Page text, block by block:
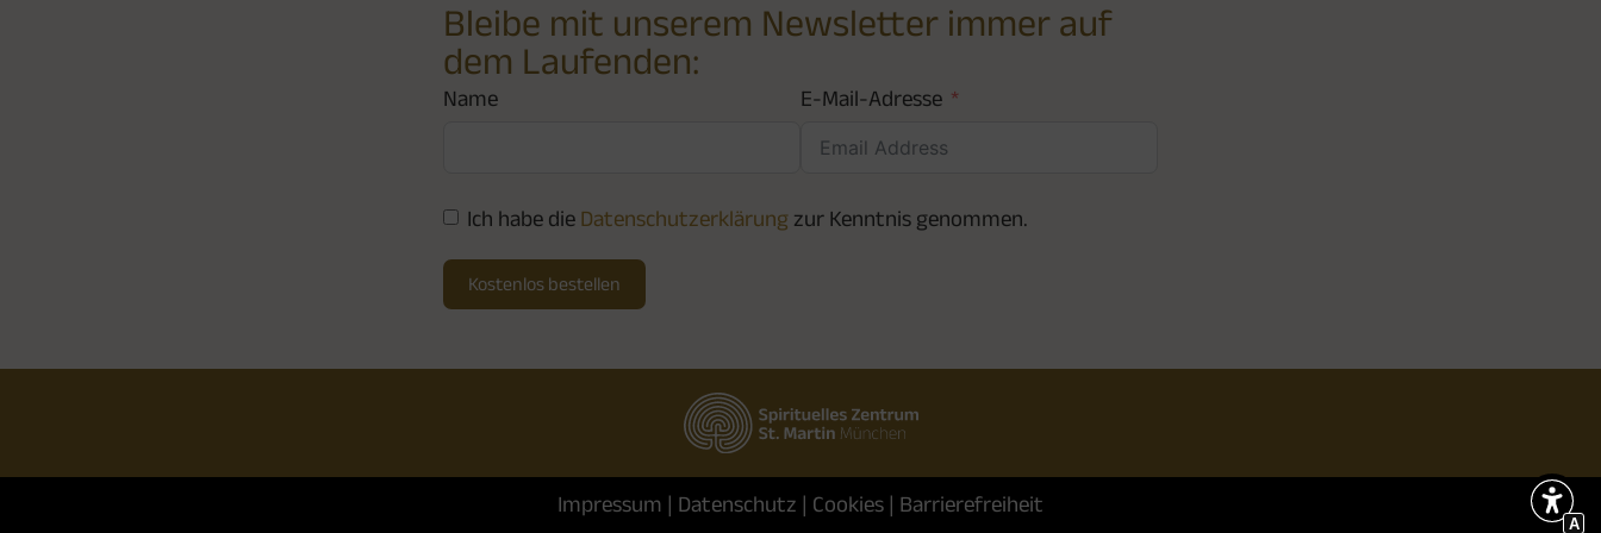
Bleibe mit unserem Newsletter immer auf
dem Laufenden:
Name E-Mail-Adresse
Ich habe die Datenschutzerklärung zur Kenntnis genommen.
Kostenlos bestellen
Impressum | Datenschutz | Cookies | Barrierefreiheit
A